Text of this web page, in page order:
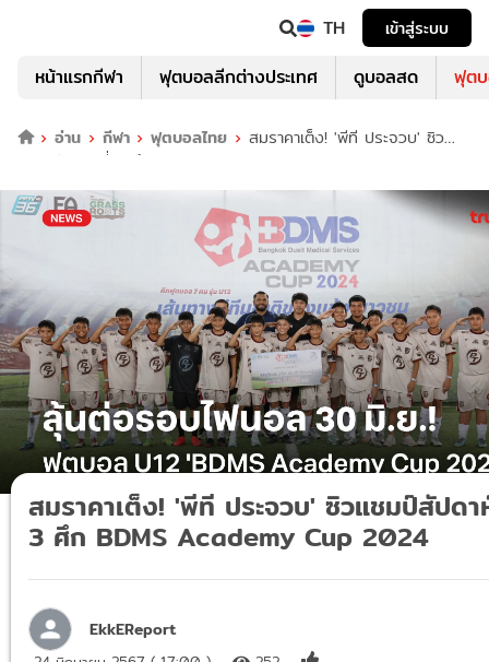
TH เข้าสู่ระบบ
หน้าแรกกีฬา ฟุตบอลลีกต่างประเทศ ดูบอลสด ฟุต
อ่าน กีฬา ฟุตบอลไทย
สมราคาเต็ง! 'พีที ประจวบ' ซิว
แชมป์สัปดาห์ที่ 3 ศึก BDMS Academy Cup 2024
สมราคาเต็ง! 'พีที ประจวบ' ซิวแชมป์สัปด
3 ศึก BDMS Academy Cup 2024
EkkEReport